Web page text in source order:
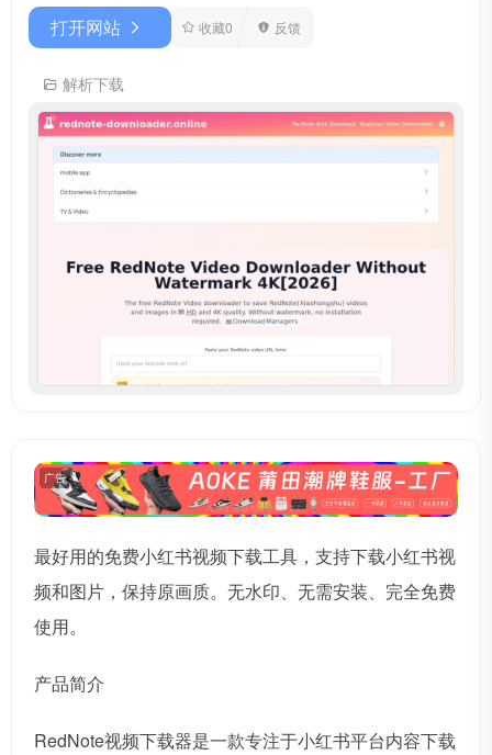
打开网站 收藏0 反馈
解析下载
广告
最好用的免费小红书视频下载工具，支持下载小红书视
频和图片，保持原画质。无水印、无需安装、完全免费
使用。
产品简介
RedNote视频下载器是一款专注于小红书平台内容下载